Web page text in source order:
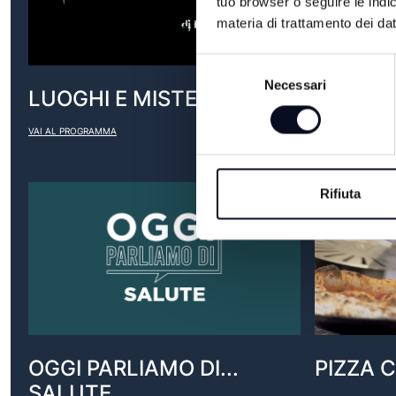
materia di trattamento dei
Selezione
consenso
Necessari
Rifiuta
LUOGHI E MISTERI
VAI AL PROGRAMMA
MADE
VAI AL
OGGI PARLIAMO DI...
PIZZA